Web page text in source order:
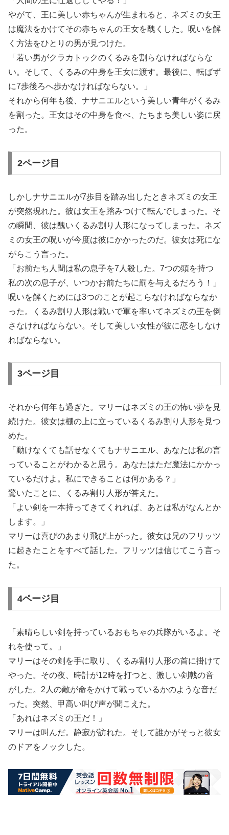
やがて、王に美しい赤ちゃんが生まれると、ネズミの女王
は魔法をかけてその赤ちゃんの王女を醜くした。呪いを解
く方法をひとりの男が見つけた。
「若い男がクラカトゥクのくるみを割らなければならな
い。そして、くるみの中身を王女に渡す。最後に、転ばず
に7歩後ろへ歩かなければならない。」
それから何年も後、ナサニエルという美しい青年がくるみ
を割った。王女はその中身を食べ、たちまち美しい姿に戻
った。
2ページ目
しかしナサニエルが7歩目を踏み出したときネズミの女王
が突然現れた。彼は女王を踏みつけて転んでしまった。そ
の瞬間、彼は醜いくるみ割り人形になってしまった。ネズ
ミの女王の呪いが今度は彼にかかったのだ。彼女は死にな
がらこう言った。
「お前たち人間は私の息子を7人殺した。7つの頭を持つ
私の次の息子が、いつかお前たちに罰を与えるだろう！」
呪いを解くためには3つのことが起こらなければならなか
った。くるみ割り人形は戦いで軍を率いてネズミの王を倒
さなければならない。そして美しい女性が彼に恋をしなけ
ればならない。
3ページ目
それから何年も過ぎた。マリーはネズミの王の怖い夢を見
続けた。彼女は棚の上に立っているくるみ割り人形を見つ
めた。
「動けなくても話せなくてもナサニエル、あなたは私の言
っていることがわかると思う。あなたはただ魔法にかかっ
ているだけよ。私にできることは何かある？」
驚いたことに、くるみ割り人形が答えた。
「よい剣を一本持ってきてくれれば、あとは私がなんとか
します。」
マリーは喜びのあまり飛び上がった。彼女は兄のフリッツ
に起きたことをすべて話した。フリッツは信じてこう言っ
た。
4ページ目
「素晴らしい剣を持っているおもちゃの兵隊がいるよ。そ
れを使って。」
マリーはその剣を手に取り、くるみ割り人形の首に掛けて
やった。その夜、時計が12時を打つと、激しい剣戟の音
がした。2人の敵が命をかけて戦っているかのような音だ
った。突然、甲高い叫び声が聞こえた。
「あれはネズミの王だ！」
マリーは叫んだ。静寂が訪れた。そして誰かがそっと彼女
のドアをノックした。